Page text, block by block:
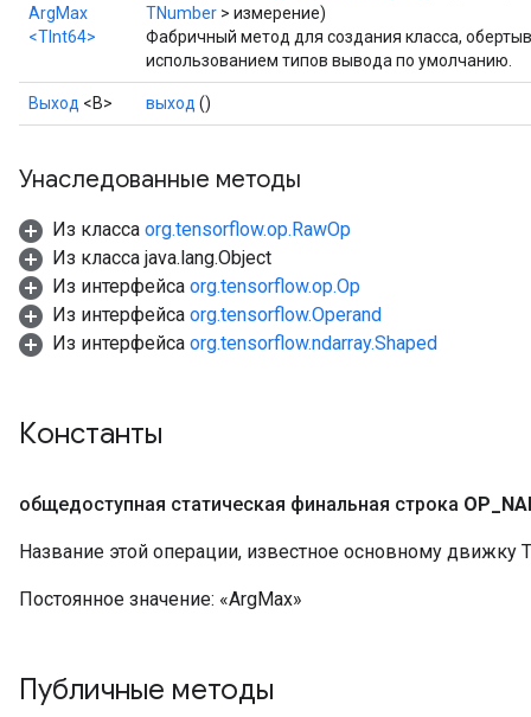
ArgMax
<TInt64>
TNumber > измерение)
Фабричный метод для создания класса,
использованием типов вывода по умолчанию.
Выход <В> выход ()
Унаследованные методы
Из класса org.tensorflow.op.RawOp
Из класса java.lang.Object
Из интерфейса org.tensorflow.op.Op
Из интерфейса org.tensorflow.Operand
Из интерфейса org.tensorflow.ndarray.Shaped
Константы
общедоступная статическая финальная строка OP
Название этой операции, известное основному движку
Постоянное значение: «ArgMax»
Публичные методы